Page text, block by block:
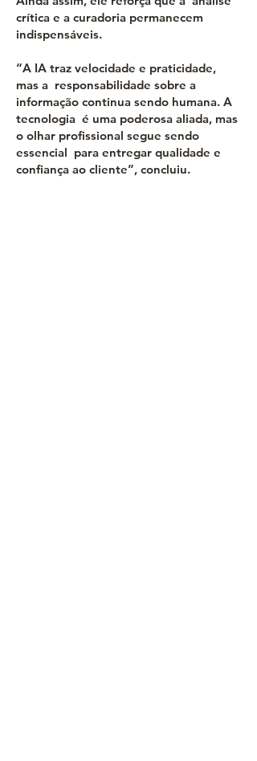
crítica e a curadoria permanecem
indispensáveis.
“A IA traz velocidade e praticidade,
mas a responsabilidade sobre a
informação continua sendo humana. A
tecnologia é uma poderosa aliada, mas
o olhar profissional segue sendo
essencial para entregar qualidade e
confiança ao cliente”, concluiu.